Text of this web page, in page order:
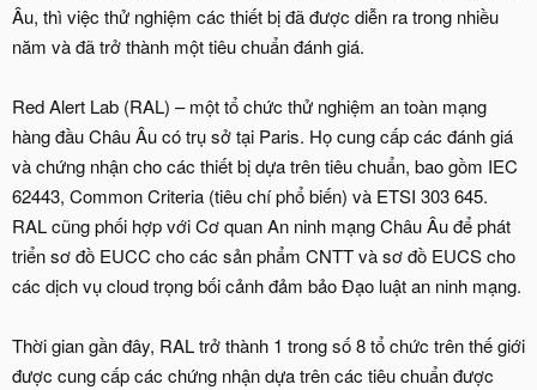
Âu, thì việc thử nghiệm các thiết bị đã được diễn ra trong nhiều
năm và đã trở thành một tiêu chuẩn đánh giá.
Red Alert Lab (RAL) – một tổ chức thử nghiệm an toàn mạng
hàng đầu Châu Âu có trụ sở tại Paris. Họ cung cấp các đánh giá
và chứng nhận cho các thiết bị dựa trên tiêu chuẩn, bao gồm IEC
62443, Common Criteria (tiêu chí phổ biến) và ETSI 303 645.
RAL cũng phối hợp với Cơ quan An ninh mạng Châu Âu để phát
triển sơ đồ EUCC cho các sản phẩm CNTT và sơ đồ EUCS cho
các dịch vụ cloud trọng bối cảnh đảm bảo Đạo luật an ninh mạng.
Thời gian gần đây, RAL trở thành 1 trong số 8 tổ chức trên thế giới
được cung cấp các chứng nhận dựa trên các tiêu chuẩn được